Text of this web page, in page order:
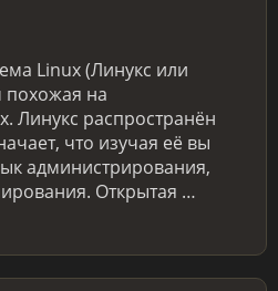
Linux (Линукс или
похожая на
Линукс распространён
что изучая её вы
администрирования,
Открытая …